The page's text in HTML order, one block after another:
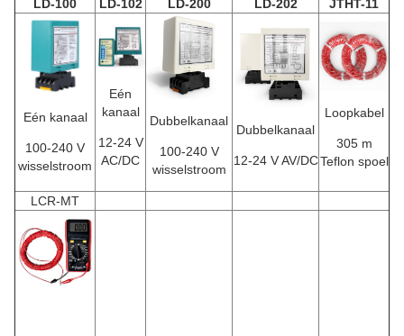
LD-100 LD-102 LD-200 LD-202 JTHT-11
Eén kanaal
100-240 V
wisselstroom
Eén
kanaal
12-24 V
AC/DC
Dubbelkanaal
100-240 V
wisselstroom
Dubbelkanaal
12-24 V AV/DC
Loopkabel
305 m
Teflon spoel
LCR-MT